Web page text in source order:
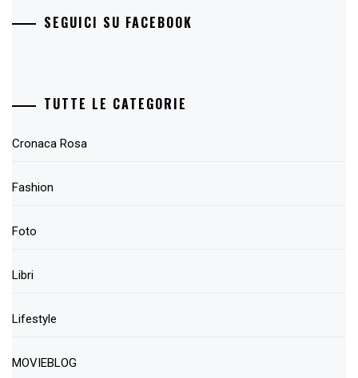
SEGUICI SU FACEBOOK
TUTTE LE CATEGORIE
Cronaca Rosa
Fashion
Foto
Libri
Lifestyle
MOVIEBLOG